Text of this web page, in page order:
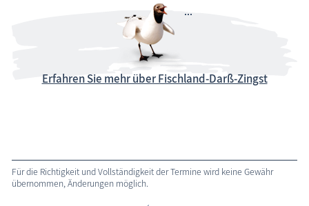
Erfahren Sie mehr über Fischland-Darß-Zingst
Für die Richtigkeit und Vollständigkeit der Termine wird keine Gewähr
übernommen, Änderungen möglich.